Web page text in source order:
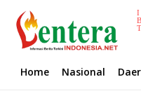
Home Nasional